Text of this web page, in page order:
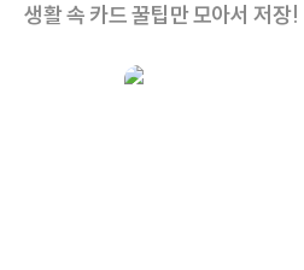
생활 속 카드 꿀팁만 모아서 저장!